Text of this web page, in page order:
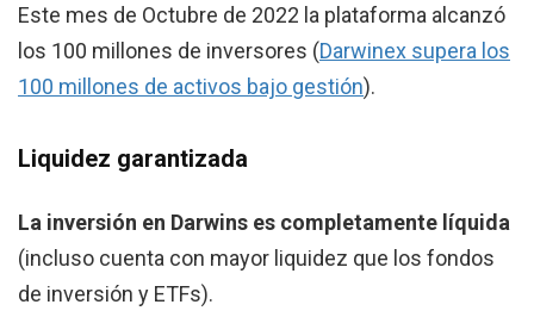
Este mes de Octubre de 2022 la plataforma alcanzó
los 100 millones de inversores (Darwinex supera los
100 millones de activos bajo gestión).
Liquidez garantizada
La inversión en Darwins es completamente líquida
(incluso cuenta con mayor liquidez que los fondos
de inversión y ETFs).